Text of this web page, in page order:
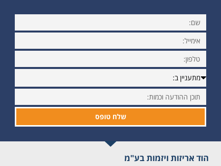
שלח טופס
הוד אריזות ויזמות בע"מ